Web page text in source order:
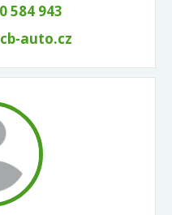
584 943
auto.cz